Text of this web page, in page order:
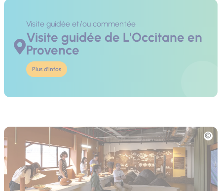
Visite guidée de L'Occitane en
Provence
Visite guidée et/ou commentée
Plus d'infos
Photo